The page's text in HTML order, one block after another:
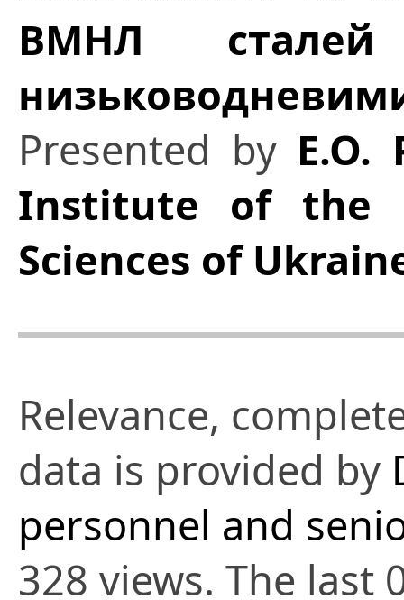
ВМНЛ сталей
Presented by
Institute of the
Sciences of
Relevance,
data is provided by
personnel and
328 views. The last